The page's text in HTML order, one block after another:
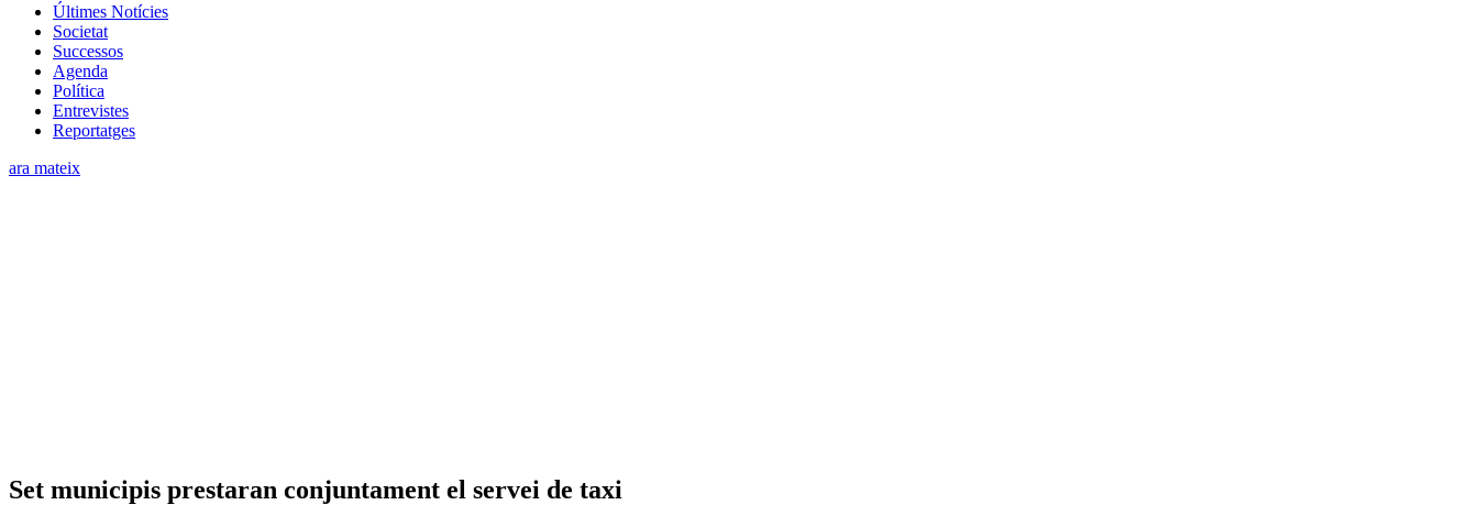
Últimes Notícies
Societat
Successos
Agenda
Política
Entrevistes
Reportatges
ara mateix
Set municipis prestaran conjuntament el servei de taxi